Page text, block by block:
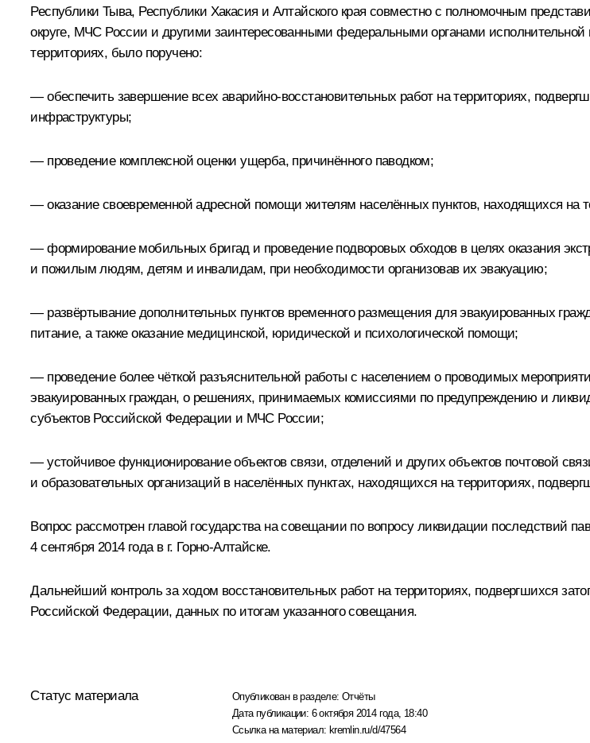
Республики Тыва, Республики Хакасия и Алтайского края совместно с полномочным
округе, МЧС России и другими заинтересованными федеральными органами
территориях, было поручено:
— обеспечить завершение всех аварийно-восстановительных работ на территориях,
инфраструктуры;
— проведение комплексной оценки ущерба, причинённого паводком;
— оказание своевременной адресной помощи жителям населённых пунктов, находящихся на
— формирование мобильных бригад и проведение подворовых обходов в целях оказания
и пожилым людям, детям и инвалидам, при необходимости организовав их эвакуацию;
— развёртывание дополнительных пунктов временного размещения для эвакуированных
питание, а также оказание медицинской, юридической и психологической помощи;
— проведение более чёткой разъяснительной работы с населением о проводимых
эвакуированных граждан, о решениях, принимаемых комиссиями по предупреждению и
субъектов Российской Федерации и МЧС России;
— устойчивое функционирование объектов связи, отделений и других объектов почтовой
и образовательных организаций в населённых пунктах, находящихся на территориях,
Вопрос рассмотрен главой государства на совещании по вопросу ликвидации последствий
4 сентября 2014 года в г. Горно-Алтайске.
Дальнейший контроль за ходом восстановительных работ на территориях, подвергшихся
Российской Федерации, данных по итогам указанного совещания.
Статус материала Опубликован в разделе:Отчёты
Дата публикации: 6 октября 2014 года, 18:40
Ссылка на материал: kremlin.ru/d/47564